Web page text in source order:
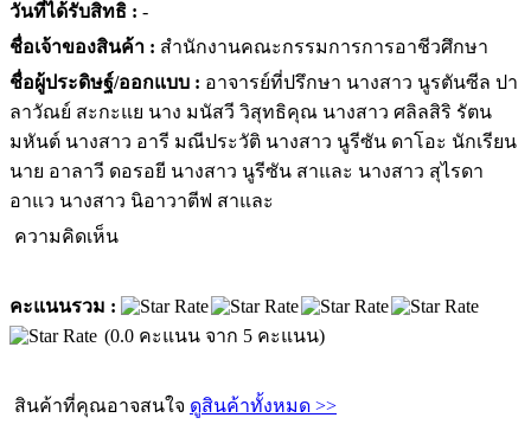
วันที่ได้รับสิทธิ : -
ชื่อเจ้าของสินค้า : สำนักงานคณะกรรมการการอาชีวศึกษา
ชื่อผู้ประดิษฐ์/ออกแบบ : อาจารย์ที่ปรึกษา นางสาว นูรตันซีล ปา
ลาวัณย์ สะกะแย นาง มนัสวี วิสุทธิคุณ นางสาว ศลิลสิริ รัตน
มหันต์ นางสาว อารี มณีประวัติ นางสาว นูรีซัน ดาโอะ นักเรียน
นาย อาลาวี ดอรอยี นางสาว นูรีซัน สาและ นางสาว สุไรดา
อาแว นางสาว นิอาวาตีฟ สาและ
ความคิดเห็น
คะแนนรวม :
(0.0 คะแนน จาก 5 คะแนน)
สินค้าที่คุณอาจสนใจ ดูสินค้าทั้งหมด >>